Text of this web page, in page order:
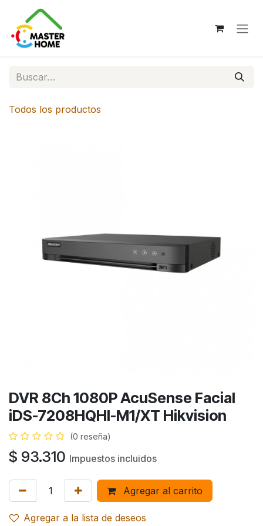
Ir al contenido
Todos los productos
DVR 8Ch 1080P AcuSense Facial
iDS-7208HQHI-M1/XT Hikvision
(0 reseña)
$ 93.310 Impuestos incluidos
Agregar al carrito
Agregar a la lista de deseos